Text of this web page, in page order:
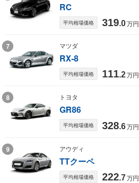
RC
平均相場価格 319.0万円
7 マツダ
RX-8
平均相場価格 111.2万円
8 トヨタ
GR86
平均相場価格 328.6万円
9 アウディ
TTクーペ
平均相場価格 222.7万円